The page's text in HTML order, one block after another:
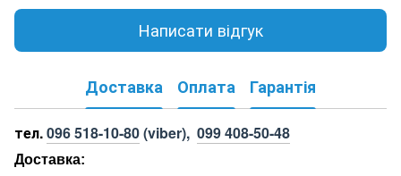
Написати відгук
Доставка Оплата Гарантія
тел.096 518-10-80(viber), 099 408-50-48
Доставка: